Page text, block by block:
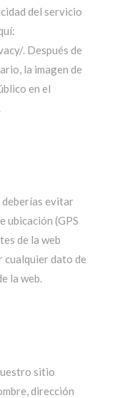
del servicio
. Después de
la imagen de
en el
deberías evitar
ubicación (GPS
de la web
cualquier dato de
la web.
sitio
dirección